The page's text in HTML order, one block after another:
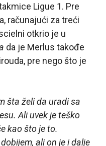
Ligue 1. Pre
računajući za treći
otkrio je u
da je Merlus takođe
pre nego što je
šta želi da uradi sa
Ali uvek je teško
kao što je to.
ali on je i dalje